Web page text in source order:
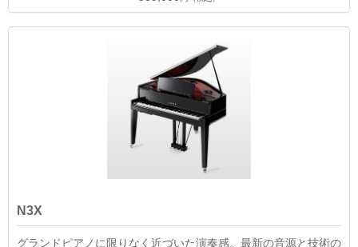
N3X
グランドピアノに限りなく近づいた演奏感。最新の音源と技術の